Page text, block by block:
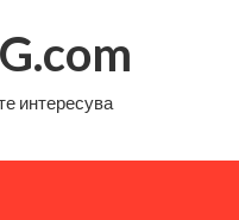
интересува